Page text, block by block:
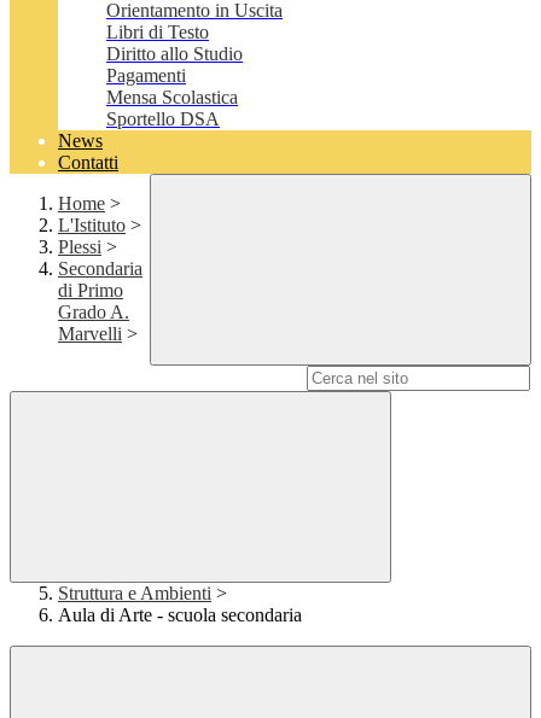
Orientamento in Uscita
Libri di Testo
Diritto allo Studio
Pagamenti
Mensa Scolastica
Sportello DSA
News
Contatti
Home >
L'Istituto >
Plessi >
Secondaria
di Primo
Grado A.
Marvelli >
Struttura e Ambienti >
Aula di Arte - scuola secondaria